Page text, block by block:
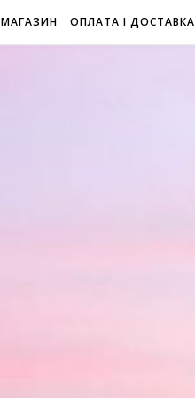
МАГАЗИН ОПЛАТА І ДОСТАВКА